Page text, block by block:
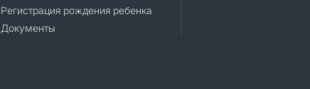
Регистрация рождения ребенка
Документы